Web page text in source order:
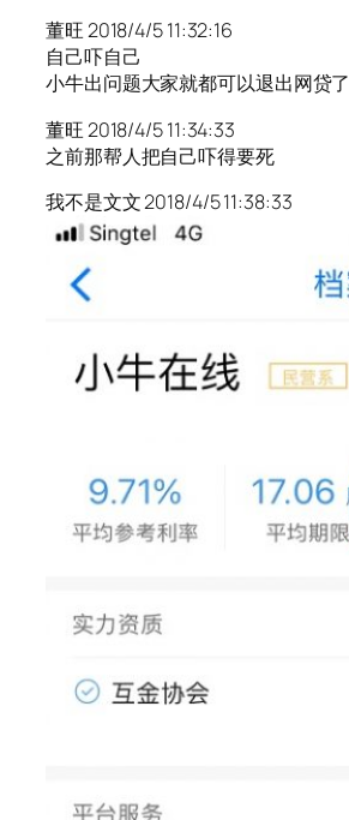
董旺 2018/4/5 11:32:16
自己吓自己
小牛出问题大家就都可以退出网贷了
董旺 2018/4/5 11:34:33
之前那帮人把自己吓得要死
我不是文文 2018/4/5 11:38:33